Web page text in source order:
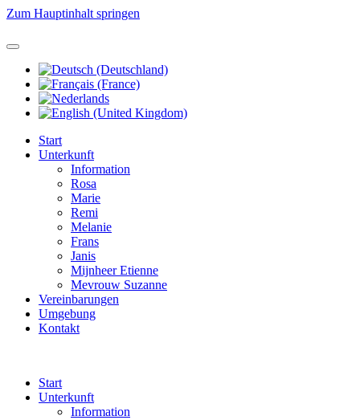
Zum Hauptinhalt springen
Start
Unterkunft
Information
Rosa
Marie
Remi
Melanie
Frans
Janis
Mijnheer Etienne
Mevrouw Suzanne
Vereinbarungen
Umgebung
Kontakt
Start
Unterkunft
Information